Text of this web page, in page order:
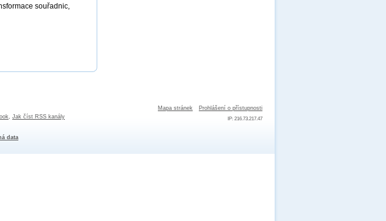
souřadnic,
Mapa stránek Prohlášení o přístupnosti
IP: 216.73.217.47
, Jak číst RSS kanály
data